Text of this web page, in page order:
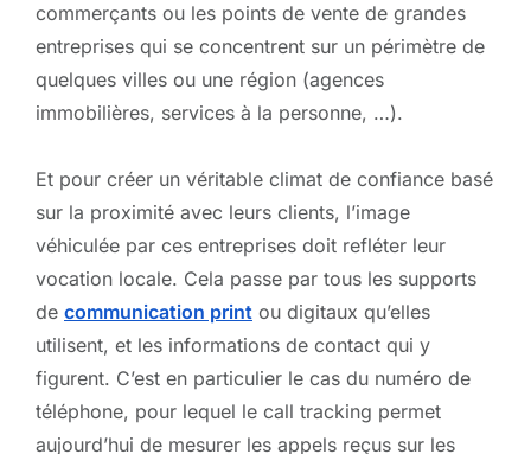
commerçants ou les points de vente de grandes
entreprises qui se concentrent sur un périmètre de
quelques villes ou une région (agences
immobilières, services à la personne, …).
Et pour créer un véritable climat de confiance basé
sur la proximité avec leurs clients, l’image
véhiculée par ces entreprises doit refléter leur
vocation locale. Cela passe par tous les supports
de communication print ou digitaux qu’elles
utilisent, et les informations de contact qui y
figurent. C’est en particulier le cas du numéro de
téléphone, pour lequel le call tracking permet
aujourd’hui de mesurer les appels reçus sur les